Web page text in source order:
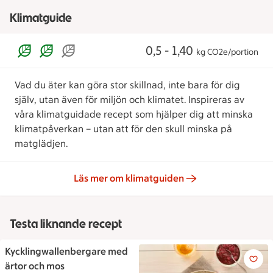
Klimatguide
0,5 - 1,40 kg CO2e/portion
Vad du äter kan göra stor skillnad, inte bara för dig
själv, utan även för miljön och klimatet. Inspireras av
våra klimatguidade recept som hjälper dig att minska
klimatpåverkan – utan att för den skull minska på
matglädjen.
Läs mer om klimatguiden
Testa liknande recept
Kycklingwallenbergare med
ärtor och mos
Kycklingwallenbergare med